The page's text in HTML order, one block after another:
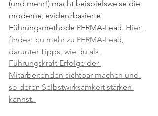
(und mehr!) macht beispielsweise die
moderne, evidenzbasierte
Führungsmethode PERMA-Lead. Hier
findest du mehr zu PERMA-Lead,
darunter Tipps, wie du als
Führungskraft Erfolge der
Mitarbeitenden sichtbar machen und
so deren Selbstwirksamkeit stärken
kannst.